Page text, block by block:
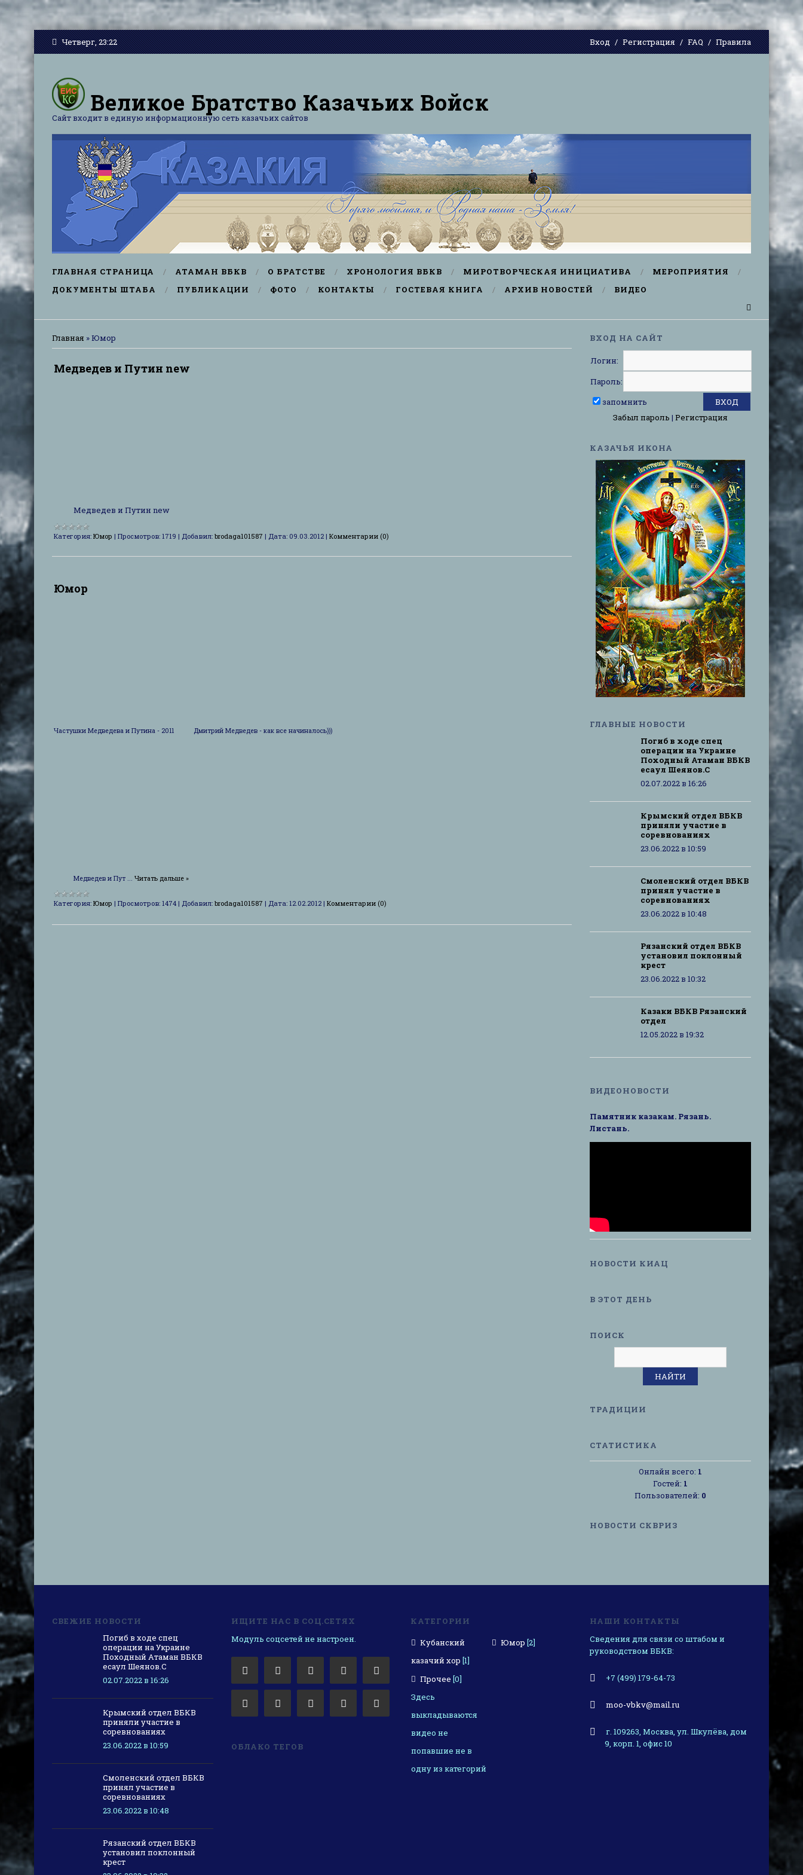
Четверг, 23:22 Вход Регистрация FAQ Правила
Великое Братство Казачьих Войск
Сайт входит в единую информационную сеть казачьих сайтов
ГЛАВНАЯ СТРАНИЦА АТАМАН ВБКВ О БРАТСТВЕ ХРОНОЛОГИЯ ВБКВ МИРОТВОРЧЕСКАЯ ИНИЦИАТИВА
МЕРОПРИЯТИЯ
ДОКУМЕНТЫ ШТАБА
ПУБЛИКАЦИИ ФОТО КОНТАКТЫ ГОСТЕВАЯ КНИГА АРХИВ НОВОСТЕЙ ВИДЕО
Главная »Юмор
Медведев и Путин new
Медведев и Путин new
Категория: Юмор | Просмотров: 1719 | Добавил: brodaga101587 | Дата: 09.03.2012 | Комментарии (0)
Юмор
Частушки Медведева и Путина - 2011 Дмитрий Медведев - как все начиналось)))
Медведев и Пут Читать дальше »
Категория: Юмор | Просмотров: 1474 | Добавил: brodaga101587 | Дата: 12.02.2012 | Комментарии (0)
ВХОД НА САЙТ
Логин:
Пароль:
запомнить
Забыл пароль | Регистрация
КАЗАЧЬЯ ИКОНА
ГЛАВНЫЕ НОВОСТИ
Погиб в ходе спец
операции на Украине
Походный Атаман ВБКВ
есаул Шеянов.С
02.07.2022 в 16:26
Крымский отдел ВБКВ
приняли участие в
соревнованиях
23.06.2022 в 10:59
Смоленский отдел ВБКВ
принял участие в
соревнованиях
23.06.2022 в 10:48
Рязанский отдел ВБКВ
установил поклонный
крест
23.06.2022 в 10:32
Казаки ВБКВ Рязанский
отдел
12.05.2022 в 19:32
ВИДЕОНОВОСТИ
Памятник казакам. Рязань.
Листань.
НОВОСТИ КИАЦ
В ЭТОТ ДЕНЬ
ПОИСК
ТРАДИЦИИ
СТАТИСТИКА
Онлайн всего: 1
Гостей: 1
Пользователей: 0
НОВОСТИ СКВРИЗ
СВЕЖИЕ НОВОСТИ
Погиб в ходе спец
операции на Украине
Походный Атаман ВБКВ
есаул Шеянов.С
02.07.2022 в 16:26
Крымский отдел ВБКВ
приняли участие в
соревнованиях
23.06.2022 в 10:59
Смоленский отдел ВБКВ
принял участие в
соревнованиях
23.06.2022 в 10:48
Рязанский отдел ВБКВ
установил поклонный
крест
ИЩИТЕ НАС В СОЦ.СЕТЯХ
Модуль соцсетей не настроен.
ОБЛАКО ТЕГОВ
КАТЕГОРИИ
Кубанский
казачий хор [1]
Юмор [2]
Прочее [0]
Здесь
выкладываются
видео не
попавшие не в
одну из категорий
НАШИ КОНТАКТЫ
Сведения для связи со штабом и
руководством ВБКВ:
+7 (499) 179-64-73
moo-vbkv@mail.ru
г. 109263, Москва, ул. Шкулёва, дом
9, корп. 1, офис 10